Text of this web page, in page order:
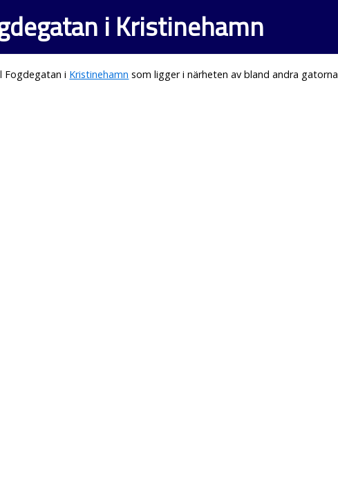
i Kristinehamn
Fogdegatan i Kristinehamn som ligger i närheten av bland andra gatorna